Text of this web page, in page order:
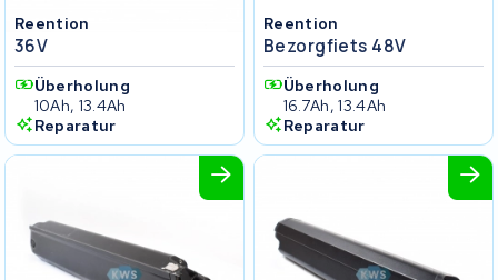
Reention
36V
Überholung
10Ah, 13.4Ah
Reparatur
Reention
Bezorgfiets 48V
Überholung
16.7Ah, 13.4Ah
Reparatur